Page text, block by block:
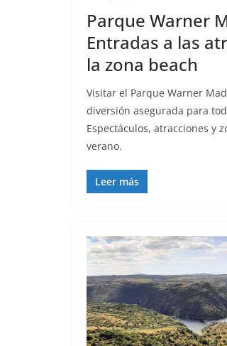
Parque Warner
Entradas a las
la zona beach
Visitar el Parque Warner
diversión asegurada para
Espectáculos, atracciones y
verano.
Leer más